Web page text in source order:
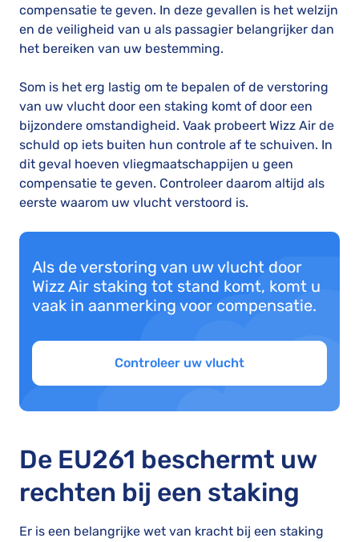
compensatie te geven. In deze gevallen is het welzijn
en de veiligheid van u als passagier belangrijker dan
het bereiken van uw bestemming.
Som is het erg lastig om te bepalen of de verstoring
van uw vlucht door een staking komt of door een
bijzondere omstandigheid. Vaak probeert Wizz Air de
schuld op iets buiten hun controle af te schuiven. In
dit geval hoeven vliegmaatschappijen u geen
compensatie te geven. Controleer daarom altijd als
eerste waarom uw vlucht verstoord is.
Als de verstoring van uw vlucht door
Wizz Air staking tot stand komt, komt u
vaak in aanmerking voor compensatie.
Controleer uw vlucht
De EU261 beschermt uw
rechten bij een staking
Er is een belangrijke wet van kracht bij een staking